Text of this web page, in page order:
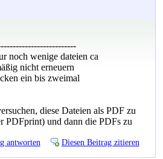
noch wenige dateien ca
nicht erneuern
ein bis zweimal
diese Dateien als PDF zu
PDFprint) und dann die PDFs zu
antworten Diesen Beitrag zitieren